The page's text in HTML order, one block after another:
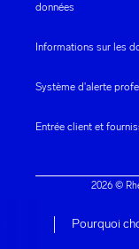
Pourquoi
données
Informations sur les
Système d'alerte
Entrée client et
2026 ©